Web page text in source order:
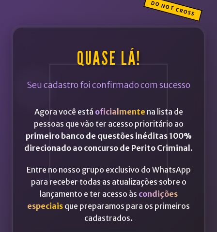
QUASE LÁ!
Seu cadastro foi confirmado com sucesso
Agora você está oficialmente na lista de
pessoas que vão ter acesso prioritário ao
primeiro banco de questões inéditas 100%
direcionado ao concurso de Perito Criminal .
Entre no nosso grupo exclusivo do WhatsApp
para receber todas as atualizações sobre o
lançamento e ter acesso às condições
especiais que preparamos para os primeiros
cadastrados.